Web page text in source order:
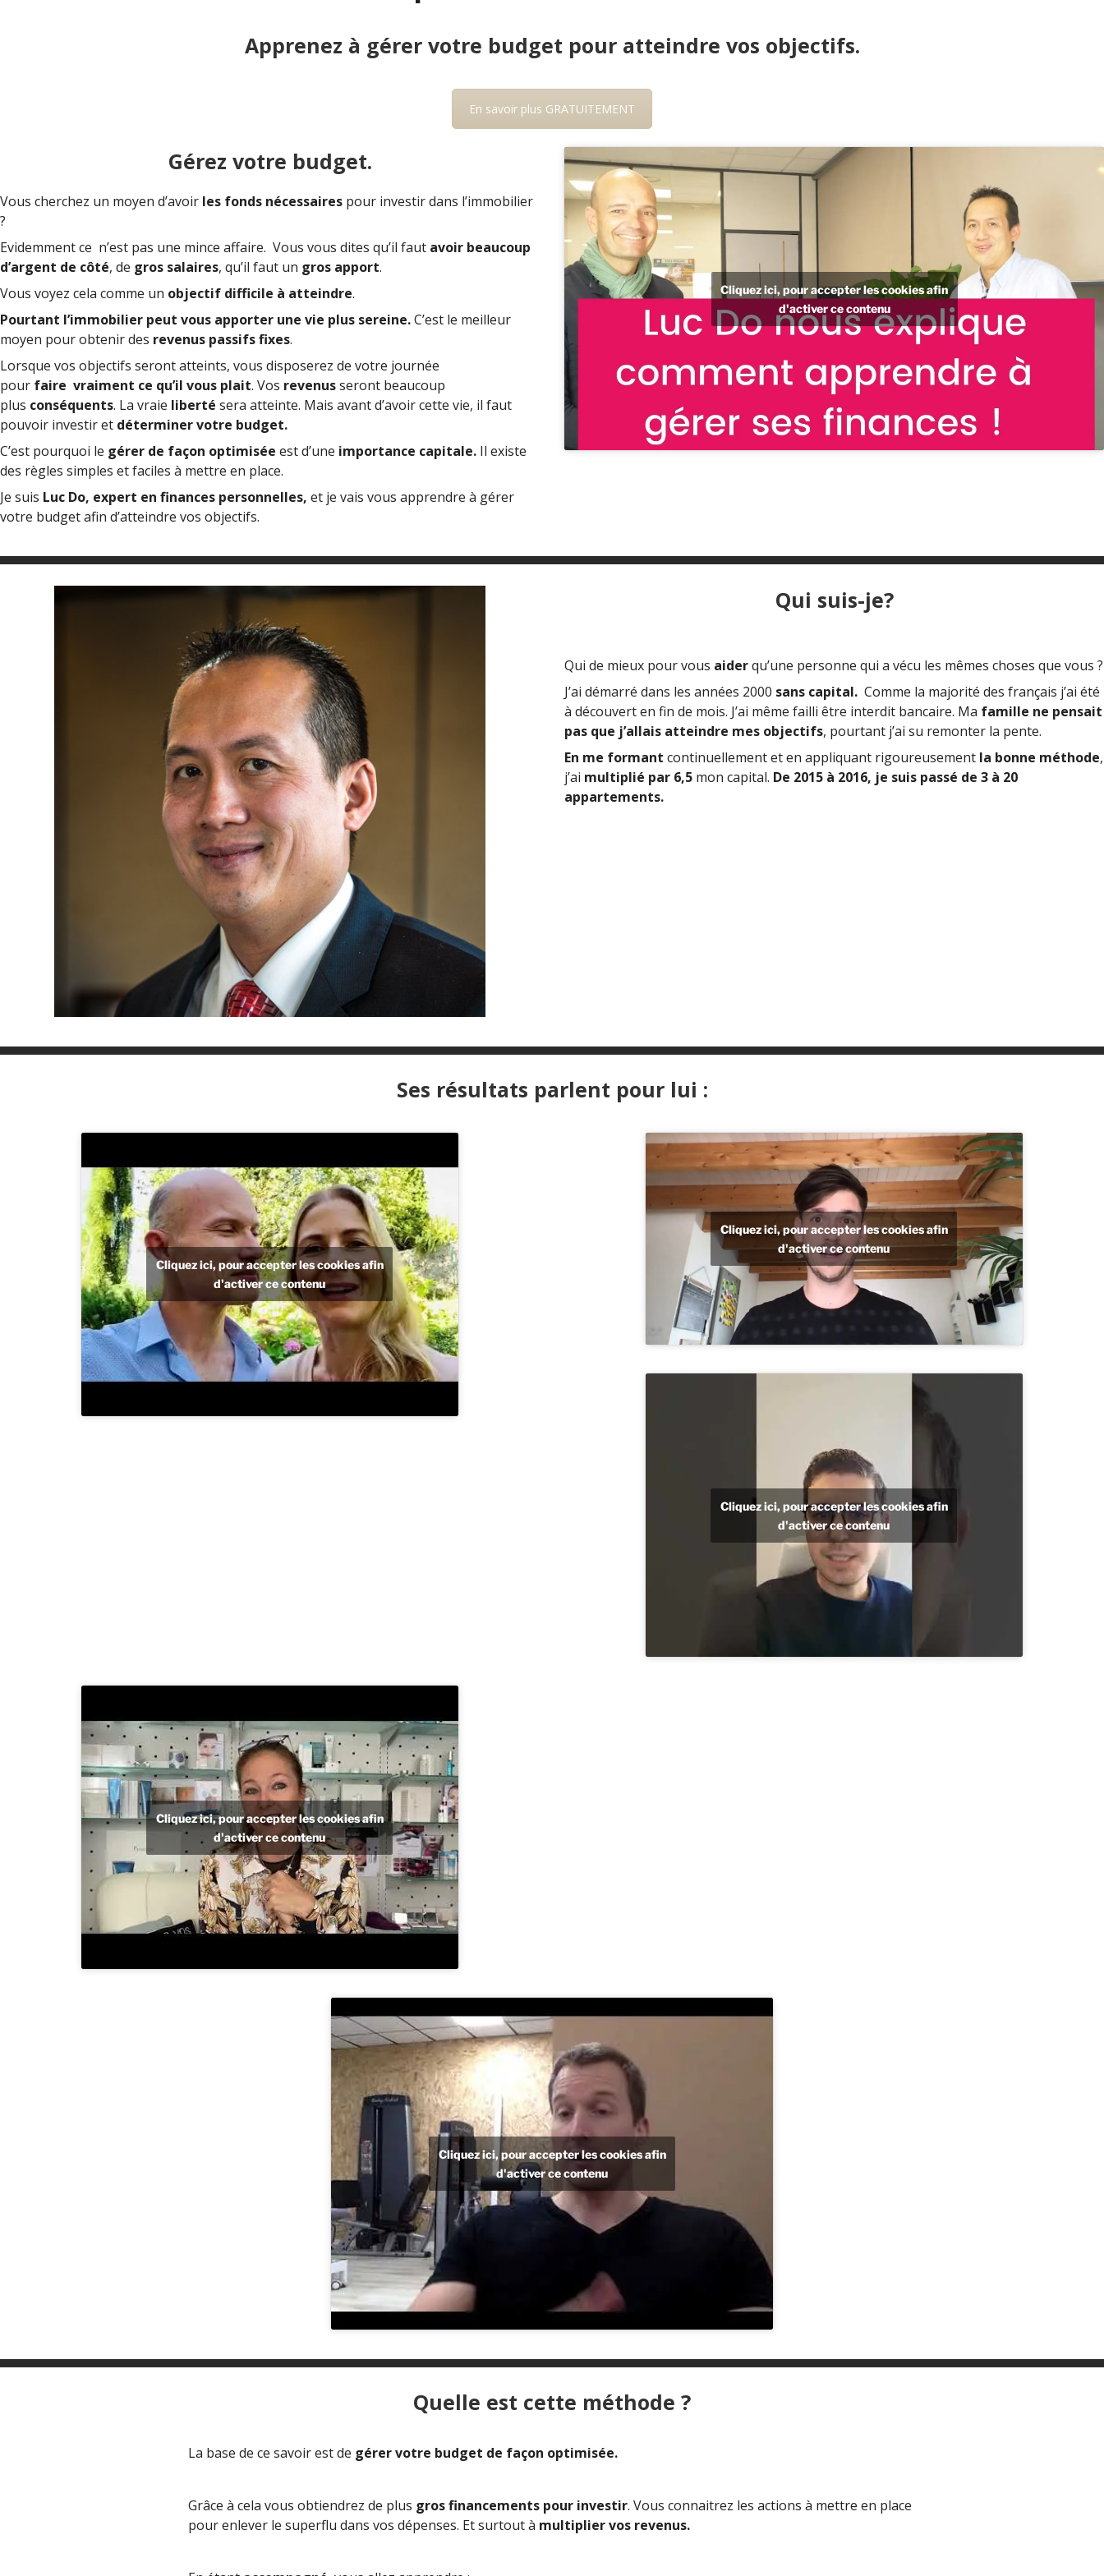
Apprenez à gérer votre budget pour atteindre vos objectifs.
En savoir plus GRATUITEMENT
Gérez votre budget.
Vous cherchez un moyen d’avoir les fonds nécessaires pour investir dans l’immobilier
?
Evidemment ce n’est pas une mince affaire. Vous vous dites qu’il faut avoir beaucoup
d’argent de côté, de gros salaires, qu’il faut un gros apport.
Vous voyez cela comme un objectif difficile à atteindre.
Pourtant l’immobilier peut vous apporter une vie plus sereine.C’est le meilleur
moyen pour obtenir des revenus passifs fixes.
Lorsque vos objectifs seront atteints, vous disposerez de votre journée
pour faire vraiment ce qu’il vous plait. Vos revenusseront beaucoup
plus conséquents. La vraie liberté sera atteinte. Mais avant d’avoir cette vie, il faut
pouvoir investir et déterminer votre budget.
C’est pourquoi le gérer de façon optimisée est d’une importance capitale. Il existe
des règles simples et faciles à mettre en place.
Je suis Luc Do, expert en finances personnelles, et je vais vous apprendre à gérer
votre budget afin d’atteindre vos objectifs.
Cliquez ici, pour accepter les cookies afin
d'activer ce contenu
Qui suis-je?
Qui de mieux pour vous aiderqu’une personne qui a vécu les mêmes choses que vous ?
J’ai démarré dans les années 2000 sans capital. Comme la majorité des français j’ai été
à découvert en fin de mois. J’ai même failli être interdit bancaire. Ma famille ne pensait
pas que j’allais atteindre mes objectifs, pourtant j’ai su remonter la pente.
En me formant continuellement et en appliquant rigoureusement la bonne méthode,
j’ai multiplié par 6,5 mon capital. De 2015 à 2016, je suis passé de 3 à 20
appartements.
Ses résultats parlent pour lui :
Cliquez ici, pour accepter les cookies afin
d'activer ce contenu
Cliquez ici, pour accepter les cookies afin
d'activer ce contenu
Cliquez ici, pour accepter les cookies afin
d'activer ce contenu
Cliquez ici, pour accepter les cookies afin
d'activer ce contenu
Cliquez ici, pour accepter les cookies afin
d'activer ce contenu
Quelle est cette méthode ?
La base de ce savoir est de gérer votre budget de façon optimisée.
Grâce à cela vous obtiendrez de plus gros financements pour investir. Vous connaitrez les actions à mettre en place
pour enlever le superflu dans vos dépenses. Et surtout à multiplier vos revenus.